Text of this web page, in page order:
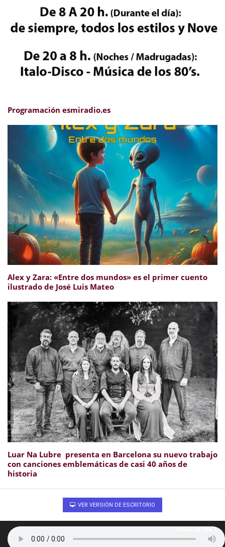
Programación esmiradio.es
Alex y Zara: «Entre dos mundos» es el primer cuento
ilustrado de José Luis Mateo
Luar Na Lubre presenta en Barcelona su nuevo trabajo
con canciones emblemáticas de casi 40 años de
historia
VER VERSIÓN DE ESCRITORIO